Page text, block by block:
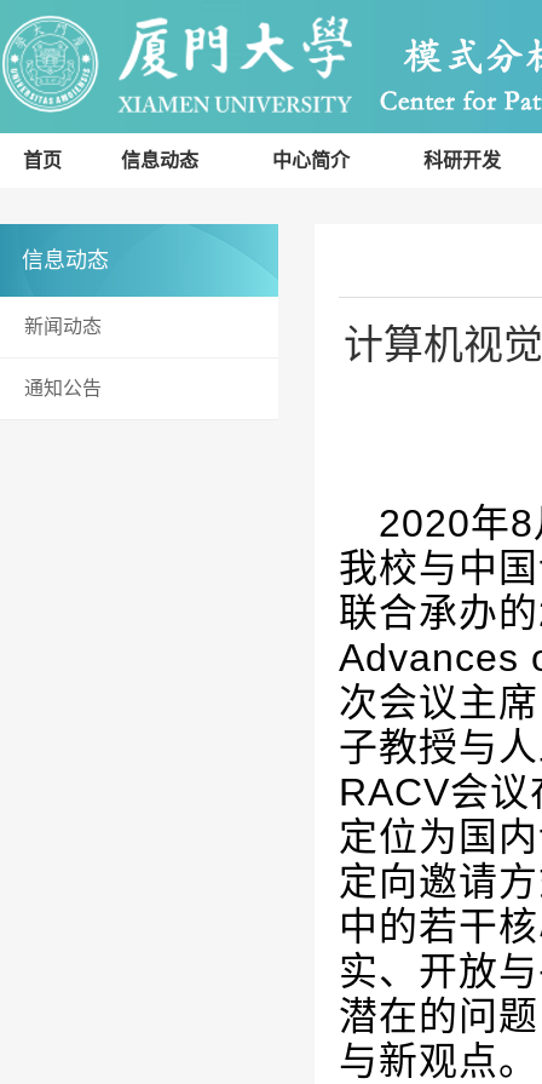
首页 信息动态 中心简介 科研开发
信息动态
新闻动态
通知公告
计算机视
2020年8
我校与中
联合承办的
Advances
次会议主
子教授与
RACV会议
定位为国
定向邀请
中的若干
实、开放
潜在的问
与新观点。